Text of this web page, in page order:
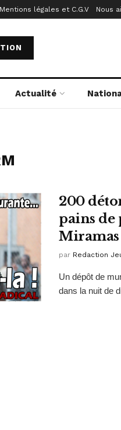
Mentions légales et C.G.V Nous
Actualité
200
pains de
Miramas
par Redaction
Un dépôt de
dans la nuit de